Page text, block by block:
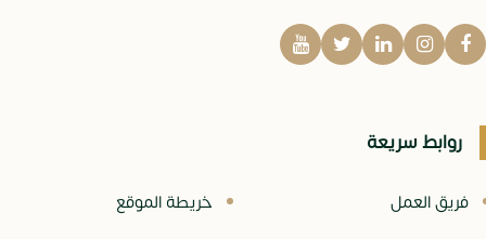
روابط سريعة
فريق العمل
خريطة الموقع